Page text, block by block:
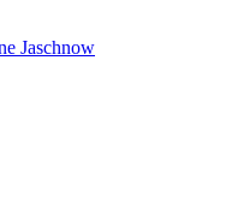
Jaschnow